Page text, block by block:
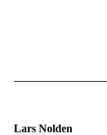
Lars Nolden